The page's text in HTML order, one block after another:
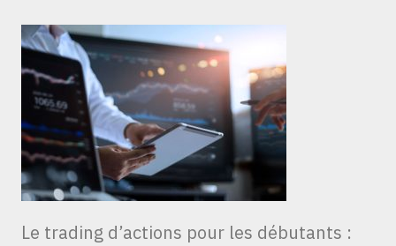
Le trading d’actions pour les débutants :